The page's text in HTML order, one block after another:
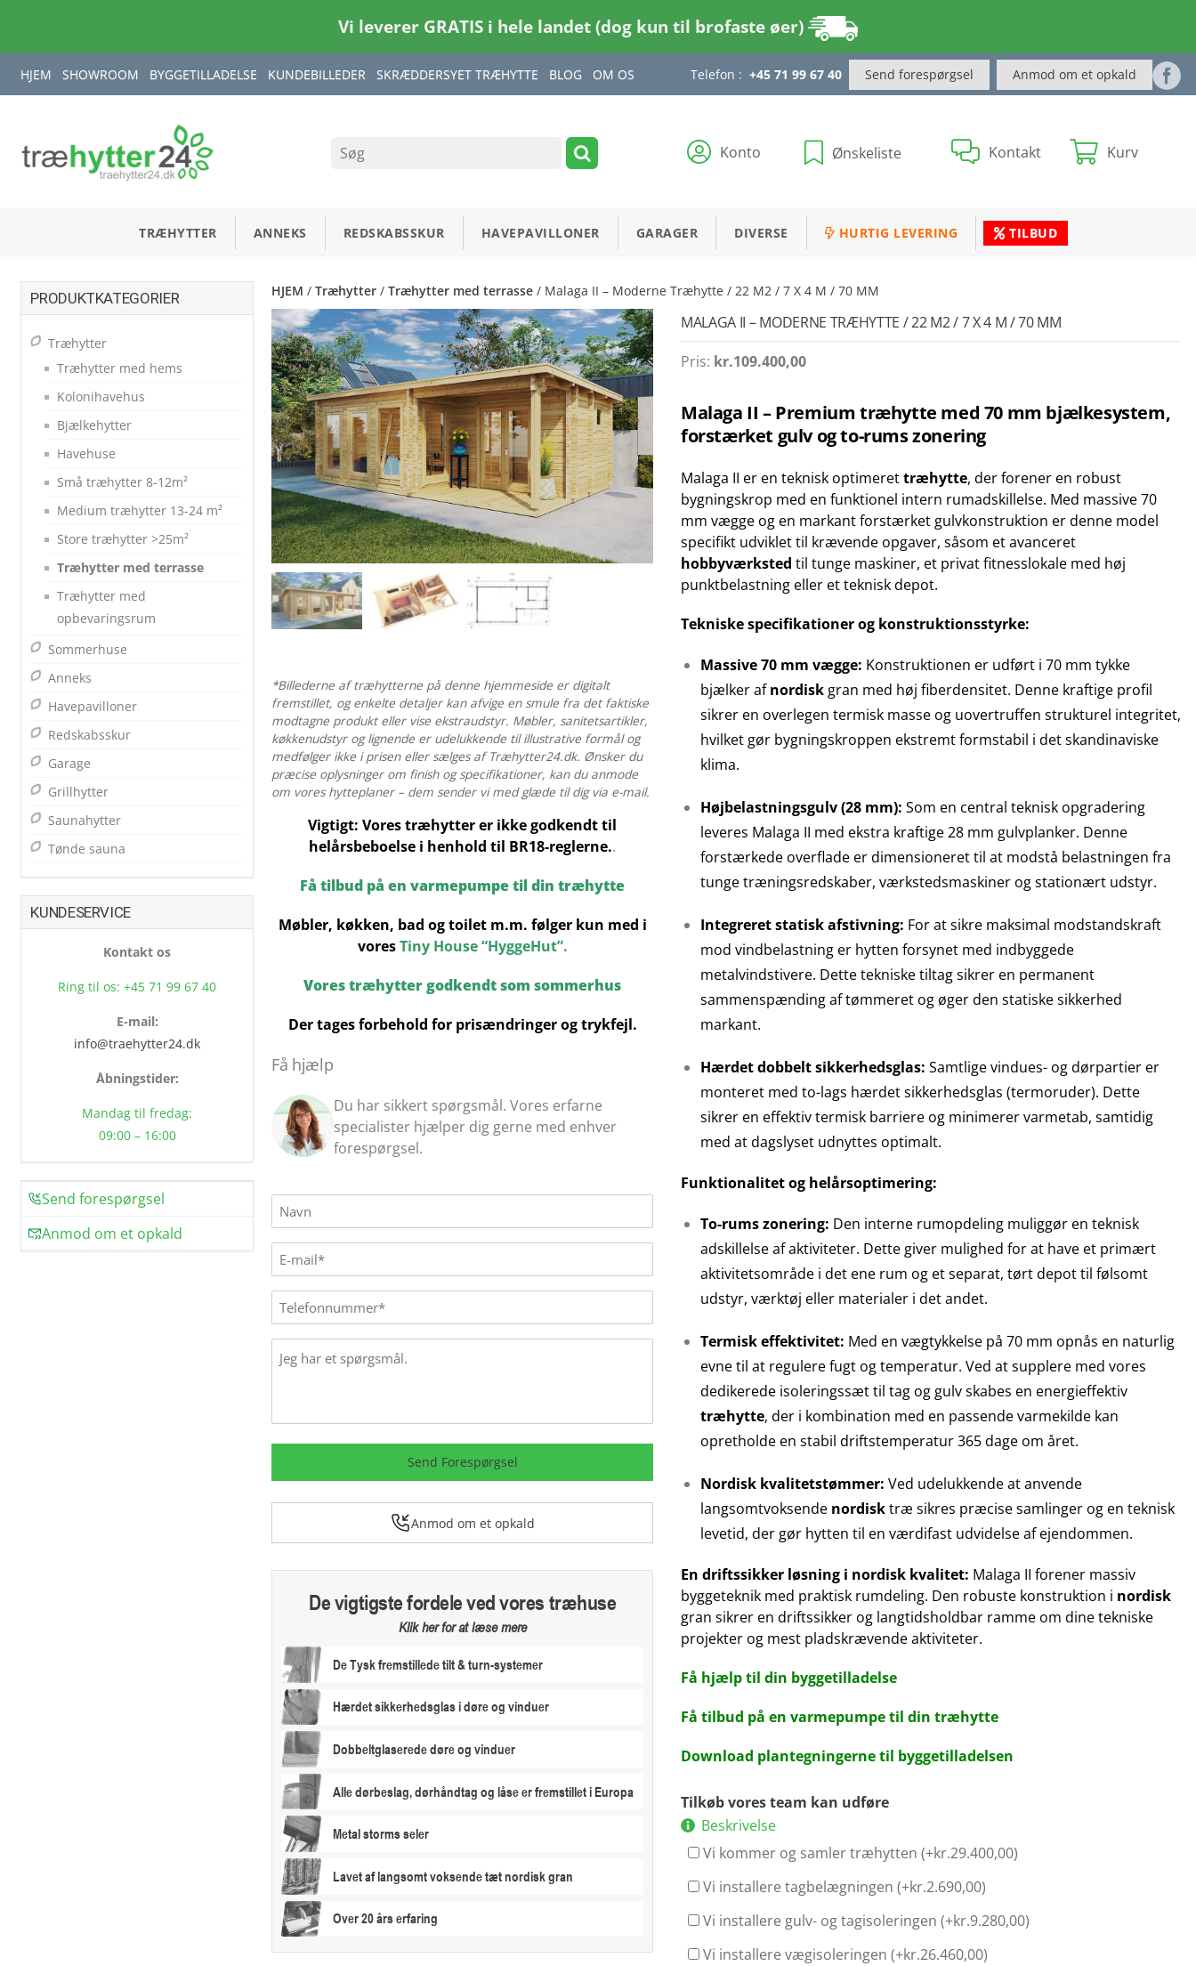
Vi leverer GRATIS i hele landet (dog kun til brofaste øer)
HJEM SHOWROOM BYGGETILLADELSE KUNDEBILLEDER SKRÆDDERSYET TRÆHYTTE BLOG OM OS Telefon : +45 71 99 67 40 Send forespørgsel Anmod om et opkald
Konto Ønskeliste Kontakt Kurv
TRÆHYTTER ANNEKS REDSKABSSKUR HAVEPAVILLONER GARAGER DIVERSE HURTIG LEVERING TILBUD
HJEM /Træhytter /Træhytter med terrasse / Malaga II – Moderne Træhytte / 22 M2 / 7 X 4 M / 70 MM
*Billederne af træhytterne på denne hjemmeside er digitalt
fremstillet, og enkelte detaljer kan afvige en smule fra det faktiske
modtagne produkt eller vise ekstraudstyr. Møbler, sanitetsartikler,
køkkenudstyr og lignende er udelukkende til illustrative formål og
medfølger ikke i prisen eller sælges af Træhytter24.dk. Ønsker du
præcise oplysninger om finish og specifikationer, kan du anmode
om vores hytteplaner – dem sender vi med glæde til dig via e-mail.
Vigtigt: Vores træhytter er ikke godkendt til
helårsbeboelse i henhold til BR18-reglerne..
Få tilbud på en varmepumpe til din træhytte
Møbler, køkken, bad og toilet m.m. følger kun med i
voresTiny House “HyggeHut”.
Vores træhytter godkendt som sommerhus
Der tages forbehold for prisændringer og trykfejl.
Få hjælp
Du har sikkert spørgsmål. Vores erfarne
specialister hjælper dig gerne med enhver
forespørgsel.
Name
E-
mail(Påkrævet)
Phone
Message
Send Forespørgsel
Anmod om et opkald
De vigtigste fordele ved vores træhuse
Klik her for at læse mere
De Tysk fremstillede tilt & turn-systemer
Hærdet sikkerhedsglas i døre og vinduer
Dobbeltglaserede døre og vinduer
Alle dørbeslag, dørhåndtag og låse er fremstillet i Europa
Metal storms seler
Lavet af langsomt voksende tæt nordisk gran
Over 20 års erfaring
MALAGA II – MODERNE TRÆHYTTE / 22 M2 / 7 X 4 M / 70 MM
Pris: kr.109.400,00
Malaga II – Premium træhytte med 70 mm bjælkesystem,
forstærket gulv og to-rums zonering
Malaga II er en teknisk optimerettræhytte, der forener en robust
bygningskrop med en funktionel intern rumadskillelse. Med massive 70
mm vægge og en markant forstærket gulvkonstruktion er denne model
specifikt udviklet til krævende opgaver, såsom et avanceret
hobbyværksted til tunge maskiner, et privat fitnesslokale med høj
punktbelastning eller et teknisk depot.
Tekniske specifikationer og konstruktionsstyrke:
Massive 70 mm vægge: Konstruktionen er udført i 70 mm tykke
bjælker afnordisk gran med høj fiberdensitet. Denne kraftige profil
sikrer en overlegen termisk masse og uovertruffen strukturel integritet,
hvilket gør bygningskroppen ekstremt formstabil i det skandinaviske
klima.
Højbelastningsgulv (28 mm): Som en central teknisk opgradering
leveres Malaga II med ekstra kraftige 28 mm gulvplanker. Denne
forstærkede overflade er dimensioneret til at modstå belastningen fra
tunge træningsredskaber, værkstedsmaskiner og stationært udstyr.
Integreret statisk afstivning: For at sikre maksimal modstandskraft
mod vindbelastning er hytten forsynet med indbyggede
metalvindstivere. Dette tekniske tiltag sikrer en permanent
sammenspænding af tømmeret og øger den statiske sikkerhed
markant.
Hærdet dobbelt sikkerhedsglas: Samtlige vindues- og dørpartier er
monteret med to-lags hærdet sikkerhedsglas (termoruder). Dette
sikrer en effektiv termisk barriere og minimerer varmetab, samtidig
med at dagslyset udnyttes optimalt.
Funktionalitet og helårsoptimering:
To-rums zonering: Den interne rumopdeling muliggør en teknisk
adskillelse af aktiviteter. Dette giver mulighed for at have et primært
aktivitetsområde i det ene rum og et separat, tørt depot til følsomt
udstyr, værktøj eller materialer i det andet.
Termisk effektivitet: Med en vægtykkelse på 70 mm opnås en naturlig
evne til at regulere fugt og temperatur. Ved at supplere med vores
dedikerede isoleringssæt til tag og gulv skabes en energieffektiv
træhytte, der i kombination med en passende varmekilde kan
opretholde en stabil driftstemperatur 365 dage om året.
Nordisk kvalitetstømmer: Ved udelukkende at anvende
langsomtvoksende nordisktræ sikres præcise samlinger og en teknisk
levetid, der gør hytten til en værdifast udvidelse af ejendommen.
En driftssikker løsning i nordisk kvalitet: Malaga II forener massiv
byggeteknik med praktisk rumdeling. Den robuste konstruktion i nordisk
gran sikrer en driftssikker og langtidsholdbar ramme om dine tekniske
projekter og mest pladskrævende aktiviteter.
Få hjælp til din byggetilladelse
Få tilbud på en varmepumpe til din træhytte
Download plantegningerne til byggetilladelsen
Tilkøb vores team kan udføre
Beskrivelse
Vi kommer og samler træhytten (+kr.29.400,00)
Vi installere tagbelægningen (+kr.2.690,00)
Vi installere gulv- og tagisoleringen (+kr.9.280,00)
Vi installere vægisoleringen (+kr.26.460,00)
PRODUKTKATEGORIER
Træhytter
Træhytter med hems
Kolonihavehus
Bjælkehytter
Havehuse
Små træhytter 8-12m²
Medium træhytter 13-24 m²
Store træhytter >25m²
Træhytter med terrasse
Træhytter med
opbevaringsrum
Sommerhuse
Anneks
Havepavilloner
Redskabsskur
Garage
Grillhytter
Saunahytter
Tønde sauna
KUNDESERVICE
Kontakt os
Ring til os: +45 71 99 67 40
E-mail:
info@traehytter24.dk
Åbningstider:
Mandag til fredag:
09:00 – 16:00
Send forespørgsel
Anmod om et opkald